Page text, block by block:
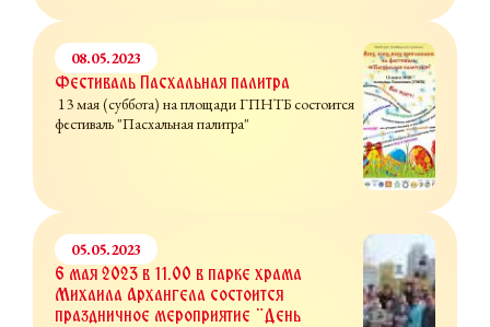
08.05.2023
Фестиваль Пасхальная палитра
13 мая (суббота) на площади ГПНТБ состоится
фестиваль "Пасхальная палитра"
05.05.2023
6 мая 2023 в 11.00 в парке храма
Михаила Архангела состоится
праздничное мероприятие "День